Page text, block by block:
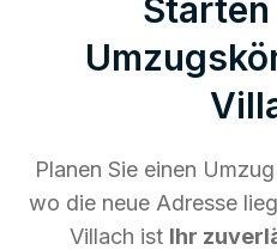
Planen Sie einen
wo die neue Adresse
Villach ist Ihr